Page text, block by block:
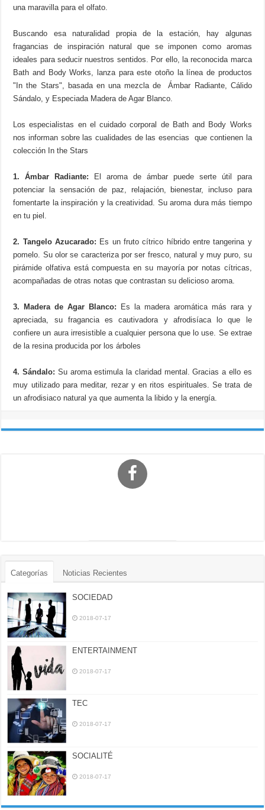
una maravilla para el olfato.
Buscando esa naturalidad propia de la estación, hay algunas
fragancias de inspiración natural que se imponen como aromas
ideales para seducir nuestros sentidos. Por ello, la reconocida marca
Bath and Body Works, lanza para este otoño la línea de productos
"In the Stars", basada en una mezcla de Ámbar Radiante, Cálido
Sándalo, y Especiada Madera de Agar Blanco.
Los especialistas en el cuidado corporal de Bath and Body Works
nos informan sobre las cualidades de las esencias que contienen la
colección In the Stars
1. Ámbar Radiante:
El aroma de ámbar puede serte útil para
potenciar la sensación de paz, relajación, bienestar, incluso para
fomentarte la inspiración y la creatividad. Su aroma dura más tiempo
en tu piel.
2. Tangelo Azucarado: Es un fruto cítrico híbrido entre tangerina y
pomelo. Su olor se caracteriza por ser fresco, natural y muy puro, su
pirámide olfativa está compuesta en su mayoría por notas cítricas,
acompañadas de otras notas que contrastan su delicioso aroma.
3. Madera de Agar Blanco: Es la madera aromática más rara y
apreciada, su fragancia es cautivadora y afrodisíaca lo que le
confiere un aura irresistible a cualquier persona que lo use. Se extrae
de la resina producida por los árboles
4. Sándalo: Su aroma estimula la claridad mental. Gracias a ello es
muy utilizado para meditar, rezar y en ritos espirituales. Se trata de
un afrodisiaco natural ya que aumenta la libido y la energía.
Categorías Noticias Recientes
SOCIEDAD
2018-07-17
ENTERTAINMENT
2018-07-17
TEC
2018-07-17
SOCIALITÉ
2018-07-17